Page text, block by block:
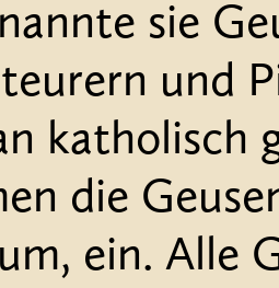
sie
und
katholisch
die
ein. Alle